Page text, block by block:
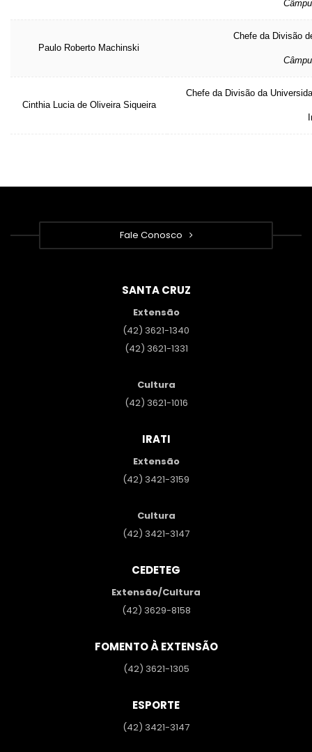
Paulo Roberto Machinski
Chefe da Divisão
Cinthia Lucia de Oliveira Siqueira
Chefe da Divisão da
Fale Conosco
SANTA CRUZ
Extensão
(42) 3621-1340
(42) 3621-1331
Cultura
(42) 3621-1016
IRATI
Extensão
(42) 3421-3159
Cultura
(42) 3421-3147
CEDETEG
Extensão/Cultura
(42) 3629-8158
FOMENTO À EXTENSÃO
(42) 3621-1305
ESPORTE
(42) 3421-3147